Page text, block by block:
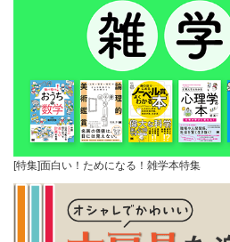
[特集]面白い！ためになる！雑学本特集